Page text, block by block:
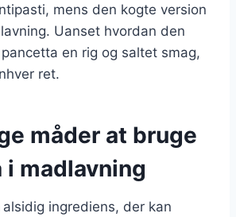
mens den kogte version
Uanset hvordan den
en rig og saltet smag,
ret.
måder at bruge
madlavning
ingrediens, der kan